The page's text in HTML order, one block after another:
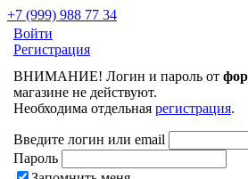
+7 (999) 988 77 34
Войти
Регистрация
ВНИМАНИЕ! Логин и пароль от
магазине не действуют.
Необходима отдельная регистрация.
Введите логин или email
Пароль